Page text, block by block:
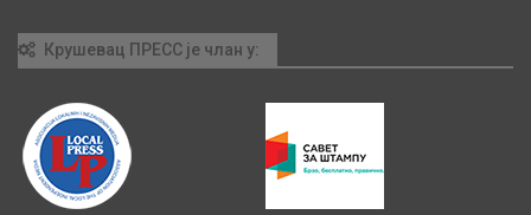
Крушевац ПРЕСС је члан у: